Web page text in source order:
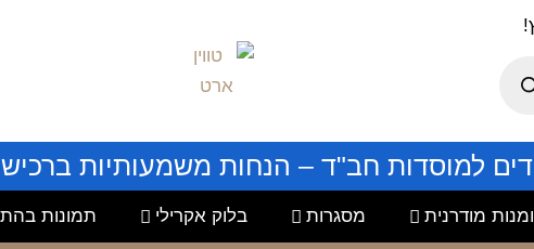
למוסדות חב"ד – הנחות משמעותיות
מודרנית מסגרות בלוק אקרילי תמונות